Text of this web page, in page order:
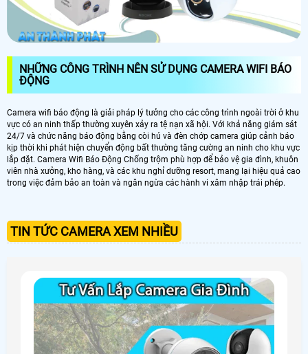
NHỮNG CÔNG TRÌNH NÊN SỬ DỤNG CAMERA WIFI BÁO
ĐỘNG
Camera wifi báo động là giải pháp lý tưởng cho các công trình ngoài trời ở khu
vực có an ninh thấp thường xuyên xảy ra tệ nạn xã hội. Với khả năng giám sát
24/7 và chức năng báo động bằng còi hú và đèn chớp camera giúp cảnh báo
kịp thời khi phát hiện chuyển động bất thường tăng cường an ninh cho khu vực
lắp đặt. Camera Wifi Báo Động Chống trộm phù hợp để bảo vệ gia đình, khuôn
viên nhà xưởng, kho hàng, và các khu nghỉ dưỡng resort, mang lại hiệu quả cao
trong việc đảm bảo an toàn và ngăn ngừa các hành vi xâm nhập trái phép.
TIN TỨC CAMERA XEM NHIỀU